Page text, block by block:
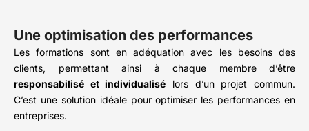
Une optimisation des performances
Les formations sont en adéquation avec les besoins des
clients, permettant ainsi à chaque membre d’être
responsabilisé et individualisé lors d’un projet commun.
C’est une solution idéale pour optimiser les performances en
entreprises.